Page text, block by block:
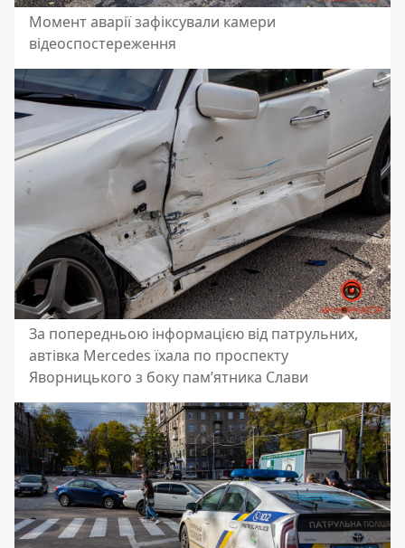
Момент аварії зафіксували камери
відеоспостереження
За попередньою інформацією від патрульних,
автівка Mercedes їхала по проспекту
Яворницького з боку пам’ятника Слави